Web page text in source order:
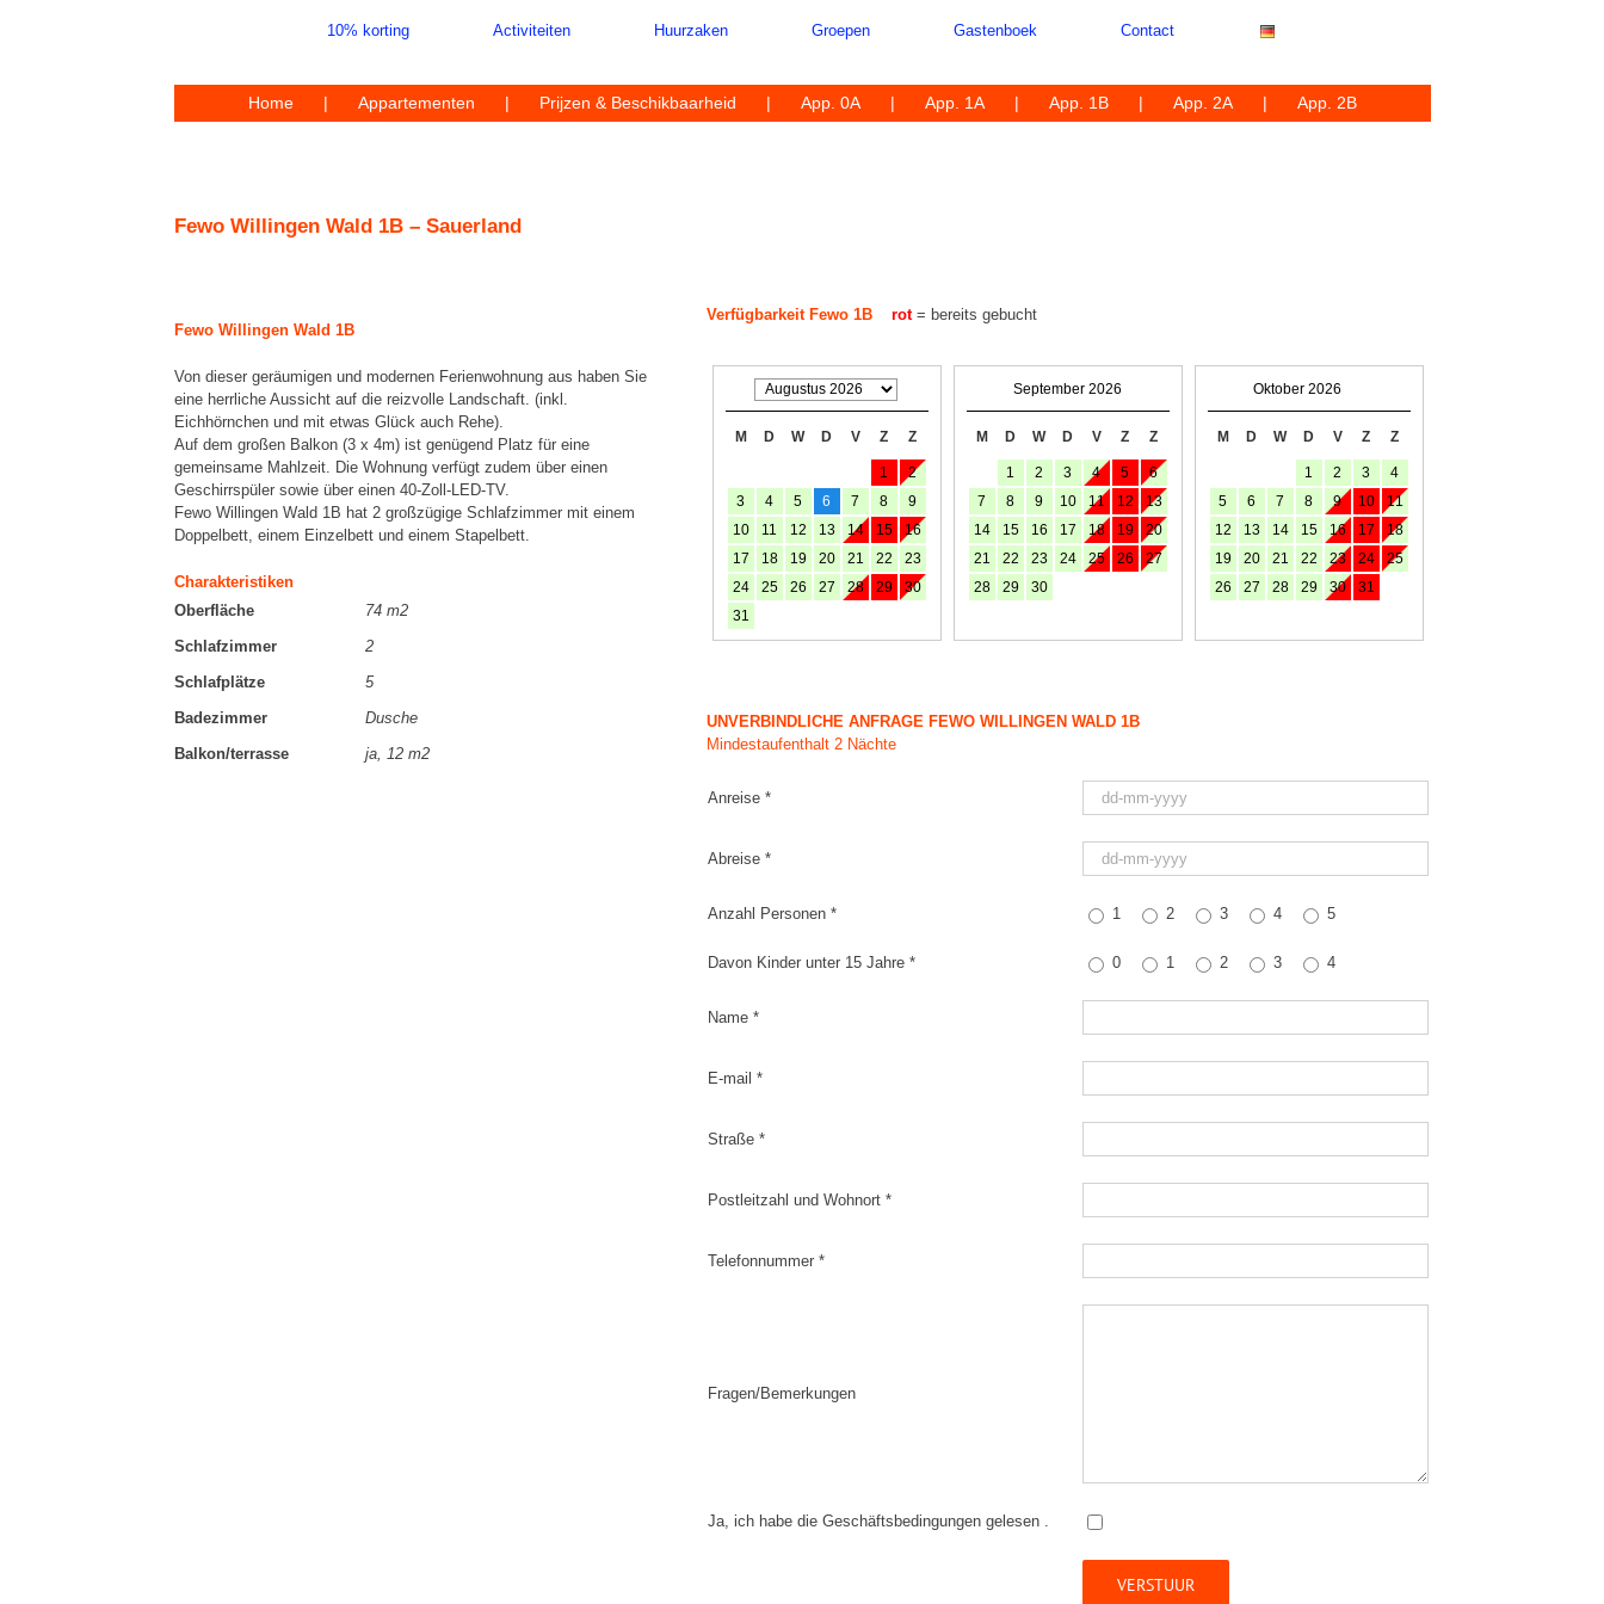
10% korting Activiteiten Huurzaken Groepen Gastenboek Contact
Home Appartementen Prijzen & Beschikbaarheid App. 0A App. 1A App. 1B App. 2A App. 2B
Fewo Willingen Wald 1B – Sauerland
Fewo Willingen Wald 1B
Von dieser geräumigen und modernen Ferienwohnung aus haben Sie
eine herrliche Aussicht auf die reizvolle Landschaft. (inkl.
Eichhörnchen und mit etwas Glück auch Rehe).
Auf dem großen Balkon (3 x 4m) ist genügend Platz für eine
gemeinsame Mahlzeit. Die Wohnung verfügt zudem über einen
Geschirrspüler sowie über einen 40-Zoll-LED-TV.
Fewo Willingen Wald 1B hat 2 großzügige Schlafzimmer mit einem
Doppelbett, einem Einzelbett und einem Stapelbett.
Charakteristiken
Oberfläche
74 m2
Schlafzimmer
2
Schlafplätze
5
Badezimmer
Dusche
Balkon/terrasse
ja, 12 m2
Verfügbarkeit Fewo 1B rot = bereits gebucht
M D W D V Z Z
1
2
3
4 5 6 7 8
9
10
11 12 13 14 15
16
17
18 19 20 21 22
23
24
25 26 27 28 29
30
31
September 2026
M D W D V Z Z
1 2 3 4 5
6
7
8 9 10 11 12
13
14
15 16 17 18 19
20
21
22 23 24 25 26
27
28
29 30
Oktober 2026
M D W D V Z Z
1 2 3
4
5
6 7 8 9 10
11
12
13 14 15 16 17
18
19
20 21 22 23 24
25
26
27 28 29 30 31
UNVERBINDLICHE ANFRAGE FEWO WILLINGEN WALD 1B
Mindestaufenthalt 2 Nächte
Anreise *
Abreise *
Anzahl Personen * 1 2 3 4 5
Davon Kinder unter 15 Jahre * 0 1 2 3 4
Name *
E-mail *
Straße *
Postleitzahl und Wohnort *
Telefonnummer *
Fragen/Bemerkungen
Ja, ich habe die Geschäftsbedingungen gelesen .